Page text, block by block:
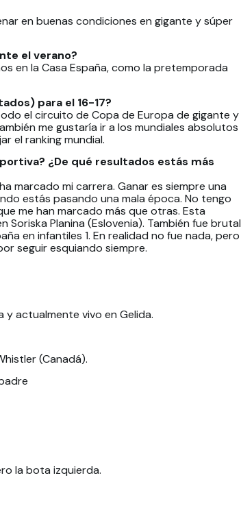
en buenas condiciones en gigante y súper
el verano?
en la Casa España, como la pretemporada
para el 16-17?
el circuito de Copa de Europa de gigante y
me gustaría ir a los mundiales absolutos
el ranking mundial.
¿De qué resultados estás más
marcado mi carrera. Ganar es siempre una
estás pasando una mala época. No tengo
me han marcado más que otras. Esta
Planina (Eslovenia). También fue brutal
en infantiles 1. En realidad no fue nada, pero
seguir esquiando siempre.
y actualmente vivo en Gelida.
(Canadá).
la bota izquierda.